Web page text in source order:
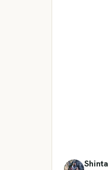
Shinta